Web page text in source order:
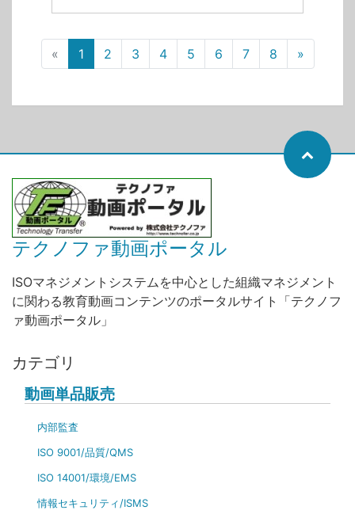
« 1 2 3 4 5 6 7 8 »
テクノファ動画ポータル
ISOマネジメントシステムを中心とした組織マネジメント
に関わる教育動画コンテンツのポータルサイト「テクノフ
ァ動画ポータル」
カテゴリ
動画単品販売
内部監査
ISO 9001/品質/QMS
ISO 14001/環境/EMS
情報セキュリティ/ISMS